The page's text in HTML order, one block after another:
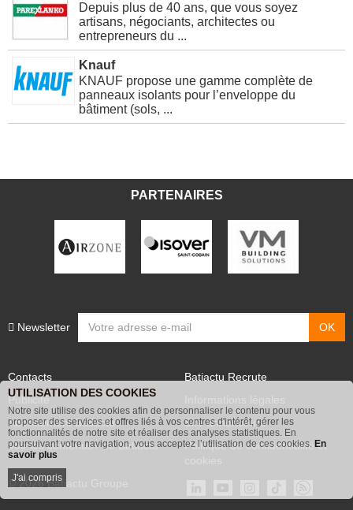
Depuis plus de 40 ans, que vous soyez
artisans, négociants, architectes ou
entrepreneurs du ...
Knauf
KNAUF propose une gamme complète de
panneaux isolants pour l’enveloppe du
bâtiment (sols, ...
PARTENAIRES
Newsletter
Contacts
Publicité
Abonnement Batiactu
Voir les contenus+ de Batiactu
Batiactu Recrute
Site annonceurs
Politique de confidentialité et
© 2026 Batiactu Groupe
UTILISATION DES COOKIES
Notre site utilise des cookies afin de personnaliser le contenu pour vous
proposer des services et offres liés à vos centres d'intérêt, gérer les
fonctionnalités de notre site et réaliser des analyses statistiques. En
poursuivant votre navigation, vous acceptez l’utilisation de ces cookies. En
savoir plus
J'ai compris